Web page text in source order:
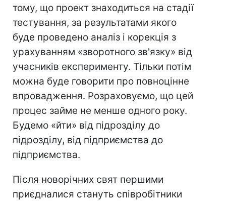
тому, що проект знаходиться на стадії
тестування, за результатами якого
буде проведено аналіз і корекція з
урахуванням «зворотного зв'язку» від
учасників експерименту. Тільки потім
можна буде говорити про повноцінне
впровадження. Розраховуємо, що цей
процес займе не менше одного року.
Будемо «йти» від підрозділу до
підрозділу, від підприємства до
підприємства.
Після новорічних свят першими
приєдналися стануть співробітники